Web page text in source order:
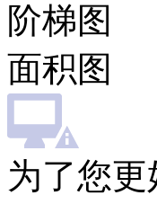
阶梯图
面积图
为了您